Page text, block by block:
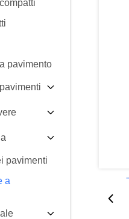
pavimento
pavimenti
a